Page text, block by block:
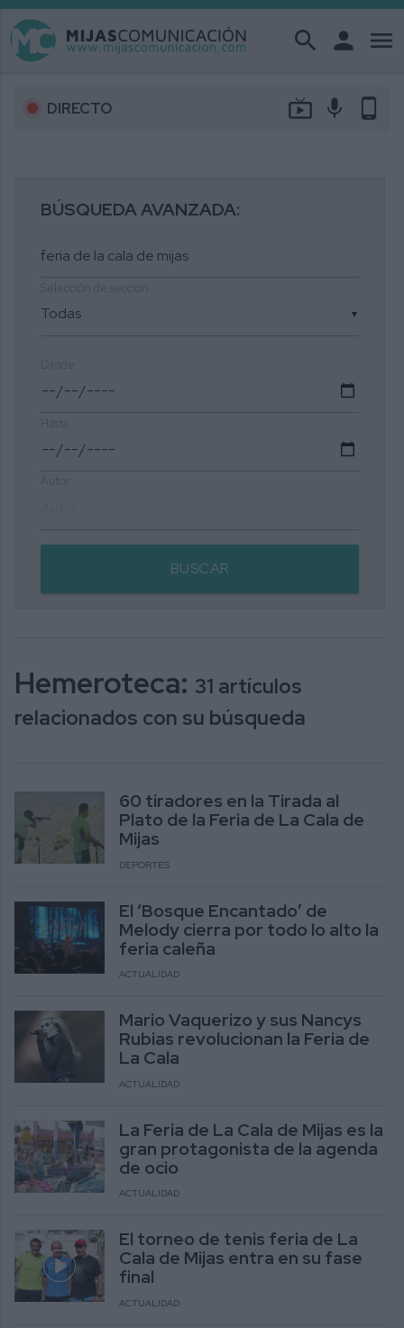
search person menu
DIRECTO live_tv mic phone_android
BÚSQUEDA AVANZADA:
▼
BUSCAR
Hemeroteca: 31 artículos
relacionados con su búsqueda
60 tiradores en la Tirada al
Plato de la Feria de La Cala de
Mijas
DEPORTES
El ‘Bosque Encantado’ de
Melody cierra por todo lo alto la
feria caleña
ACTUALIDAD
Mario Vaquerizo y sus Nancys
Rubias revolucionan la Feria de
La Cala
ACTUALIDAD
La Feria de La Cala de Mijas es la
gran protagonista de la agenda
de ocio
ACTUALIDAD
El torneo de tenis feria de La
Cala de Mijas entra en su fase
final
ACTUALIDAD